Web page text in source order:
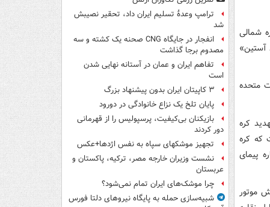
شمالی
آستین»
متحده
کره
که کره
پیمای
موتور
ترامپ وعدۀ تسلیم ایران داد، تحقیر نصیبش
شد
انفجار در جایگاه CNG صحنه یک کشته و سه
مصدوم برجا گذاشت
تفاهم ایران و عمان در آستانه نهایی شدن
است
۳ کاپیتان ایران بدون پیشنهاد بزرگ
پایان تلخ یک نزاع خانوادگی در دورود
بازیکنان بی‌کیفیت، پرسپولیس را از قهرمانی
دور کردند
تجهیز موشکهای سپاه به نفس اژدها+عکس
نشست وزیران خارجه مصر، ترکیه، پاکستان و
عربستان
چرا موشک‌های ایران تمام نمی‌شود؟
شبیه‌سازی حمله به پایگاه نیروهای دلتا فورس